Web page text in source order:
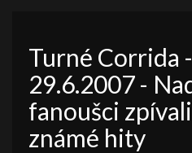
Turné Corrida
29.6.2007 -
fanoušci
známé hity